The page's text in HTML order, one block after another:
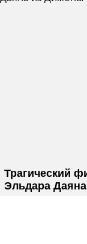
Трагический
Эльдара